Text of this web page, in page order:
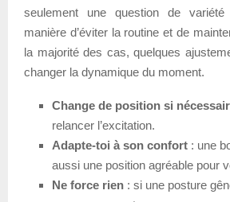
seulement une question de
manière d’éviter la routine et de
la majorité des cas, quelques
changer la dynamique du moment.
Change de position si
relancer l’excitation.
Adapte-toi à son confort : une
aussi une position agréable pour
Ne force rien : si une posture